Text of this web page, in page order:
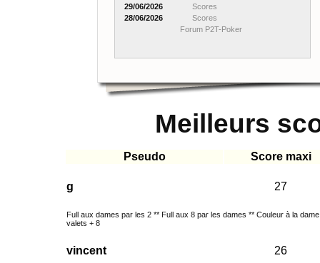
29/06/2026
Scores
28/06/2026
Scores
Forum P2T-Poker
Meilleurs
Pseudo Score maxi
g 27
Full aux dames par les 2 ** Full aux 8 par les dames ** Couleur à la
valets + 8
vincent 26